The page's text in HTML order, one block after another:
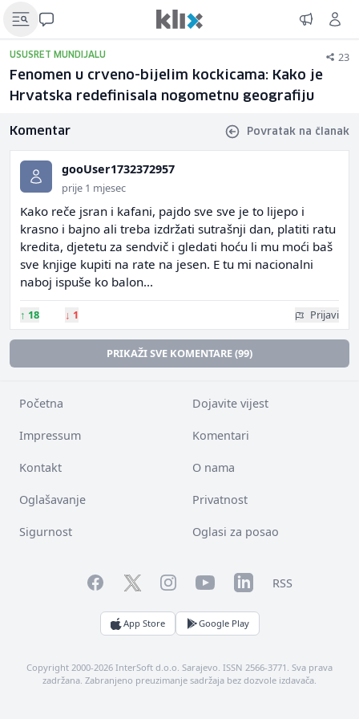
USUSRET MUNDIJALU 23
Fenomen u crveno-bijelim kockicama: Kako je
Hrvatska redefinisala nogometnu geografiju
Komentar Povratak na članak
gooUser1732372957
prije 1 mjesec
Kako reče jsran i kafani, pajdo sve sve je to lijepo i
krasno i bajno ali treba izdržati sutrašnji dan, platiti ratu
kredita, djetetu za sendvič i gledati hoću li mu moći baš
sve knjige kupiti na rate na jesen. E tu mi nacionalni
naboj ispuše ko balon...
↑ 18 ↓ 1 Prijavi
PRIKAŽI SVE KOMENTARE (99)
Početna Dojavite vijest
Impressum Komentari
Kontakt O nama
Oglašavanje Privatnost
Sigurnost Oglasi za posao
FacebookTwitterInstagramYouTubeLinkedInRSS
App Store Google Play
Copyright 2000-2026 InterSoft d.o.o. Sarajevo. ISSN 2566-3771. Sva prava
zadržana. Zabranjeno preuzimanje sadržaja bez dozvole izdavača.